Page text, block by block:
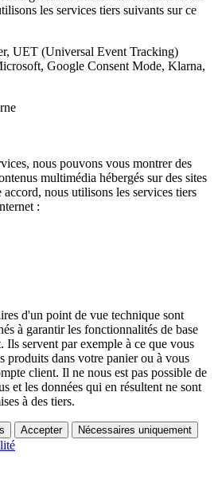
les services tiers suivants sur ce
UET (Universal Event Tracking)
Google Consent Mode, Klarna,
nous pouvons vous montrer des
multimédia hébergés sur des sites
nous utilisons les services tiers
:
d'un point de vue technique sont
à garantir les fonctionnalités de base
Ils servent par exemple à ce que vous
produits dans votre panier ou à vous
client. Il ne nous est pas possible de
et les données qui en résultent ne sont
à des tiers.
Accepter Nécessaires uniquement